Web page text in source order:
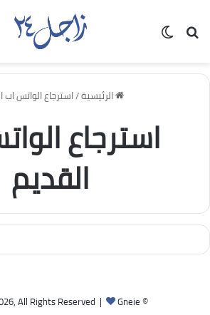
بحث عن
الرئيسية/استرجاع الواتس اب
استرجاع
القديم
© Copyright 2026, All Rights Reserved |
Gneie